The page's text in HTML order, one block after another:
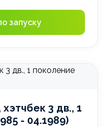
запуску
3 дв., 1
- 04.1989)